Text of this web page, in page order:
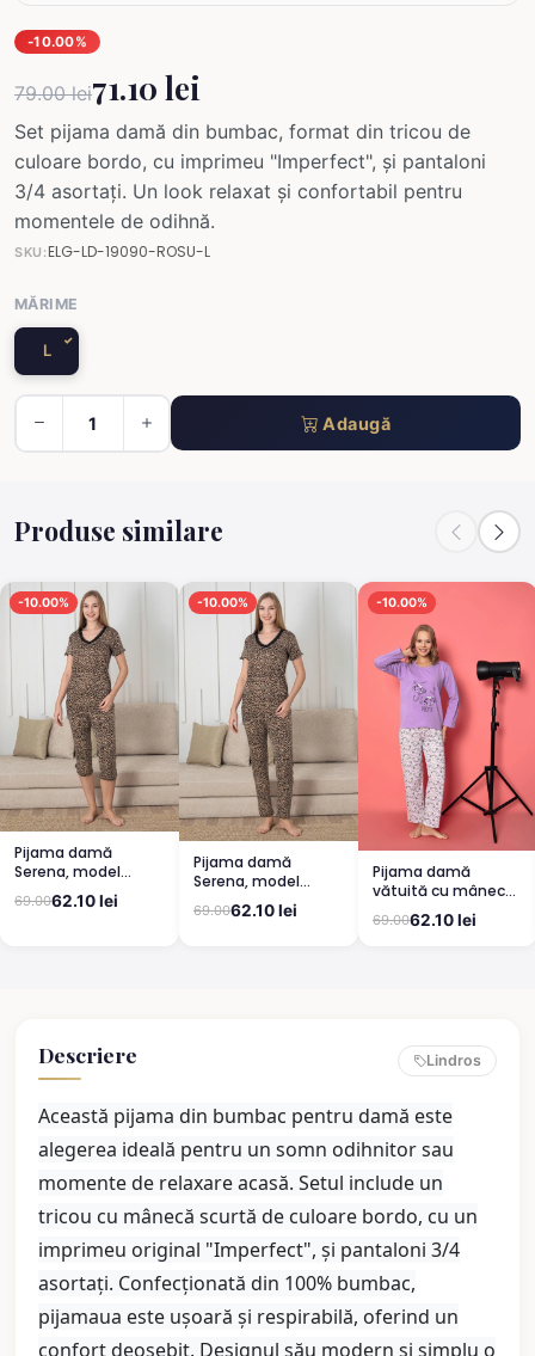
-10.00%
79.00 lei71.10 lei
Set pijama damă din bumbac, format din tricou de
culoare bordo, cu imprimeu "Imperfect", și pantaloni
3/4 asortați. Un look relaxat și confortabil pentru
momentele de odihnă.
SKU:ELG-LD-19090-ROSU-L
MĂRIME
L
Adaugă
Produse similare
-10.00%
Pijama damă
Serena, model
leopard, mânecă
scurtă, pantaloni
69.0062.10 lei
-10.00%
Pijama damă
Serena, model
leopard, mânecă
scurtă, pantaloni
69.0062.10 lei
-10.00%
Pijama damă
vătuită cu mânecă
lungă și pantaloni
lungi din bumbac,
69.0062.10 lei
Descriere Lindros
Această pijama din bumbac pentru damă este
alegerea ideală pentru un somn odihnitor sau
momente de relaxare acasă. Setul include un
tricou cu mânecă scurtă de culoare bordo, cu un
imprimeu original "Imperfect", și pantaloni 3/4
asortați. Confecționată din 100% bumbac,
pijamaua este ușoară și respirabilă, oferind un
confort deosebit. Designul său modern și simplu o